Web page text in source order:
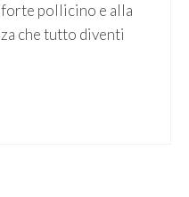
pollicino e alla
che tutto diventi